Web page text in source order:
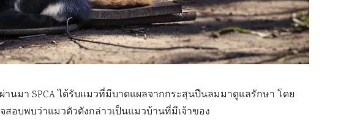
านมา SPCA ได้รับแมวที่มีบาดแผลจากกระสุนปืนลมมาดูแลรักษา โดย
สอบพบว่าแมวตัวดังกล่าวเป็นแมวบ้านที่มีเจ้าของ